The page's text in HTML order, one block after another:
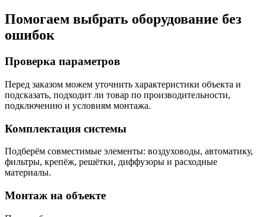
Помогаем выбрать оборудование без
ошибок
Проверка параметров
Перед заказом можем уточнить характеристики объекта и
подсказать, подходит ли товар по производительности,
подключению и условиям монтажа.
Комплектация системы
Подберём совместимые элементы: воздуховоды, автоматику,
фильтры, крепёж, решётки, диффузоры и расходные
материалы.
Монтаж на объекте